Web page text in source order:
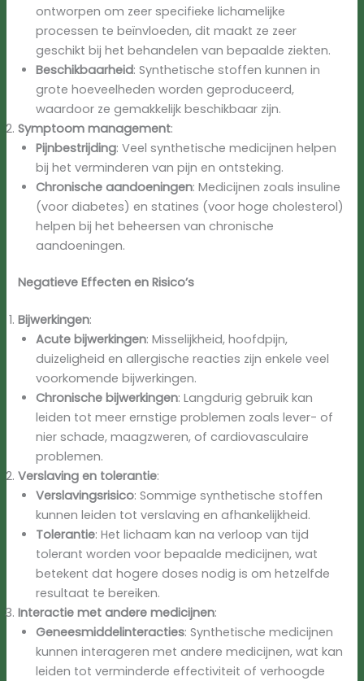
ontworpen om zeer specifieke lichamelijke
processen te beïnvloeden, dit maakt ze zeer
geschikt bij het behandelen van bepaalde ziekten.
Beschikbaarheid: Synthetische stoffen kunnen in
grote hoeveelheden worden geproduceerd,
waardoor ze gemakkelijk beschikbaar zijn.
Symptoom management:
Pijnbestrijding: Veel synthetische medicijnen helpen
bij het verminderen van pijn en ontsteking.
Chronische aandoeningen: Medicijnen zoals insuline
(voor diabetes) en statines (voor hoge cholesterol)
helpen bij het beheersen van chronische
aandoeningen.
Negatieve Effecten en Risico’s
Bijwerkingen:
Acute bijwerkingen: Misselijkheid, hoofdpijn,
duizeligheid en allergische reacties zijn enkele veel
voorkomende bijwerkingen.
Chronische bijwerkingen: Langdurig gebruik kan
leiden tot meer ernstige problemen zoals lever- of
nier schade, maagzweren, of cardiovasculaire
problemen.
Verslaving en tolerantie:
Verslavingsrisico: Sommige synthetische stoffen
kunnen leiden tot verslaving en afhankelijkheid.
Tolerantie: Het lichaam kan na verloop van tijd
tolerant worden voor bepaalde medicijnen, wat
betekent dat hogere doses nodig is om hetzelfde
resultaat te bereiken.
Interactie met andere medicijnen:
Geneesmiddelinteracties: Synthetische medicijnen
kunnen interageren met andere medicijnen, wat kan
leiden tot verminderde effectiviteit of verhoogde